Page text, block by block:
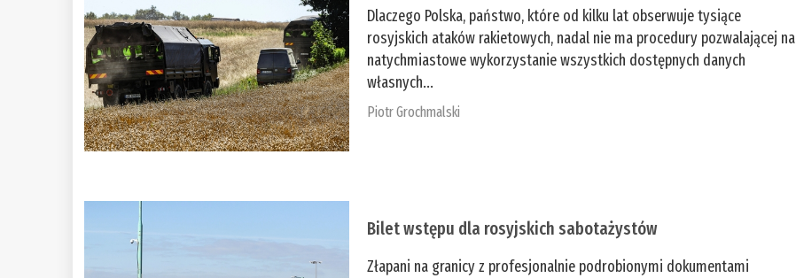
Dlaczego Polska, państwo, które od kilku lat obserwuje tysiące
rosyjskich ataków rakietowych, nadal nie ma procedury pozwalającej na
natychmiastowe wykorzystanie wszystkich dostępnych danych
własnych...
Piotr Grochmalski
Bilet wstępu dla rosyjskich sabotażystów
Złapani na granicy z profesjonalnie podrobionymi dokumentami